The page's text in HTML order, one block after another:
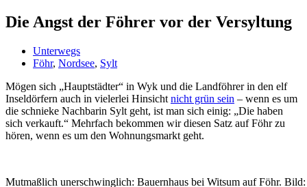
Die Angst der Föhrer vor der Versyltung
Unterwegs
Föhr, Nordsee, Sylt
Mögen sich „Hauptstädter“ in Wyk und die Landföhrer in den elf
Inseldörfern auch in vielerlei Hinsicht nicht grün sein – wenn es um
die schnieke Nachbarin Sylt geht, ist man sich einig: „Die haben
sich verkauft.“ Mehrfach bekommen wir diesen Satz auf Föhr zu
hören, wenn es um den Wohnungsmarkt geht.
Mutmaßlich unerschwinglich: Bauernhaus bei Witsum auf Föhr.